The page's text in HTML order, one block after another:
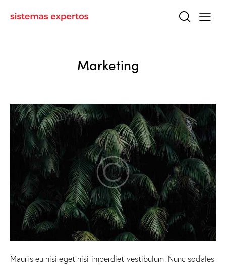
Marketing
Mauris eu nisi eget nisi imperdiet vestibulum. Nunc sodales